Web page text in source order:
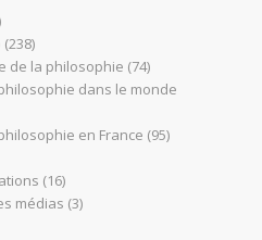
(238)
de la philosophie (74)
dans le monde
en France (95)
(16)
médias (3)